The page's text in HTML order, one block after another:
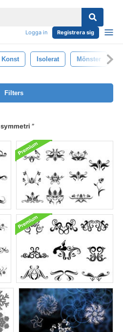
Logga in Registrera sig
Konst Isolerat Mönster
Filters
symmetri